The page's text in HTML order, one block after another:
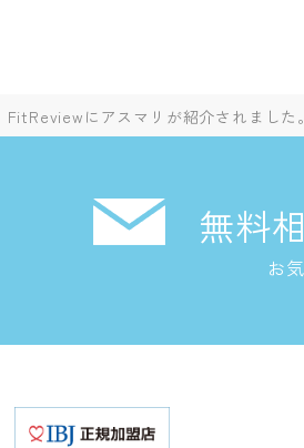
FitReviewにアスマリが紹介されました。
無料
お